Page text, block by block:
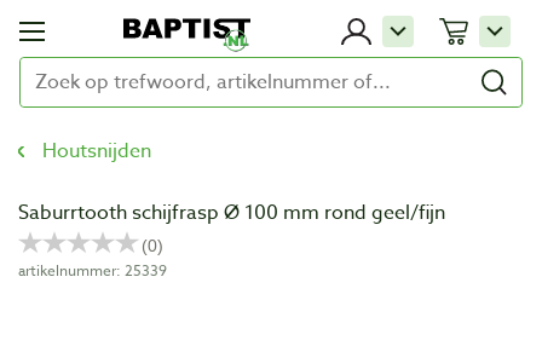
Houtsnijden
Saburrtooth schijfrasp Ø 100 mm rond geel/fijn
artikelnummer: 25339